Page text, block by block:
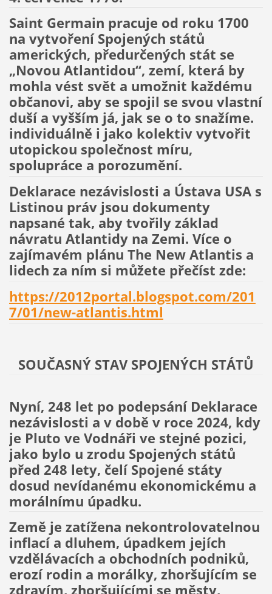
Saint Germain pracuje od roku 1700
na vytvoření Spojených států
amerických, předurčených stát se
„Novou Atlantidou“, zemí, která by
mohla vést svět a umožnit každému
občanovi, aby se spojil se svou vlastní
duší a vyšším já, jak se o to snažíme.
individuálně i jako kolektiv vytvořit
utopickou společnost míru,
spolupráce a porozumění.
Deklarace nezávislosti a Ústava USA s
Listinou práv jsou dokumenty
napsané tak, aby tvořily základ
návratu Atlantidy na Zemi. Více o
zajímavém plánu The New Atlantis a
lidech za ním si můžete přečíst zde:
https://2012portal.blogspot.com/201
7/01/new-atlantis.html
SOUČASNÝ STAV SPOJENÝCH STÁTŮ
Nyní, 248 let po podepsání Deklarace
nezávislosti a v době v roce 2024, kdy
je Pluto ve Vodnáři ve stejné pozici,
jako bylo u zrodu Spojených států
před 248 lety, čelí Spojené státy
dosud nevídanému ekonomickému a
morálnímu úpadku.
Země je zatížena nekontrolovatelnou
inflací a dluhem, úpadkem jejích
vzdělávacích a obchodních podniků,
erozí rodin a morálky, zhoršujícím se